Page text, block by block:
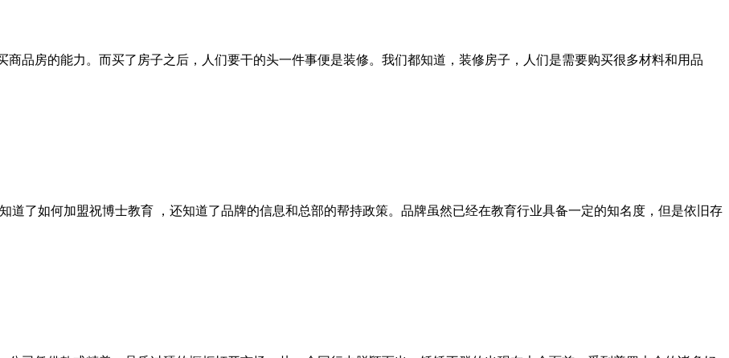
品房的能力。而买了房子之后，人们要干的头一件事便是装修。我们都知道，装修房子，人们是需要购买很多材料和用品
道了如何加盟祝博士教育 ，还知道了品牌的信息和总部的帮持政策。品牌虽然已经在教育行业具备一定的知名度，但是依旧存